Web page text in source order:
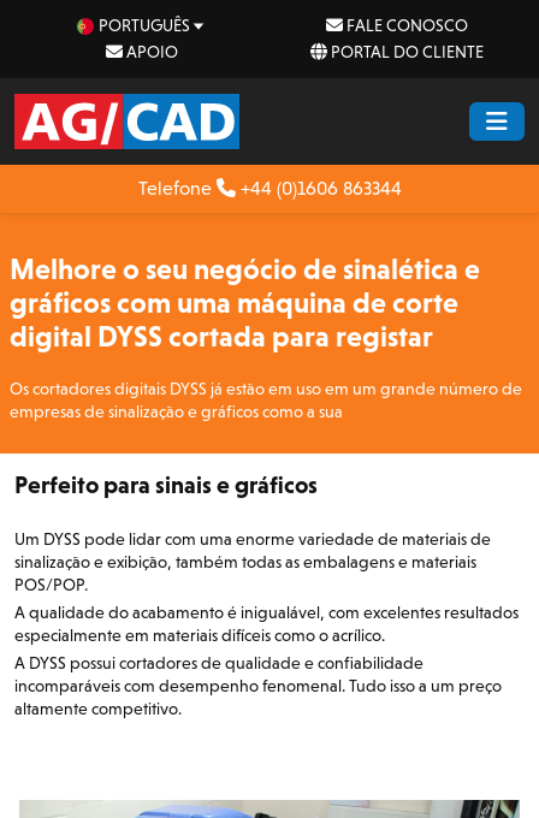
PORTUGUÊS
FALE CONOSCO
APOIO
PORTAL DO CLIENTE
Telefone +44 (0)1606 863344
Melhore o seu negócio de sinalética e
gráficos com uma máquina de corte
digital DYSS cortada para registar
Os cortadores digitais DYSS já estão em uso em um grande número de
empresas de sinalização e gráficos como a sua
Perfeito para sinais e gráficos
Um DYSS pode lidar com uma enorme variedade de materiais de
sinalização e exibição, também todas as embalagens e materiais
POS/POP.
A qualidade do acabamento é inigualável, com excelentes resultados
especialmente em materiais difíceis como o acrílico.
A DYSS possui cortadores de qualidade e confiabilidade
incomparáveis com desempenho fenomenal. Tudo isso a um preço
altamente competitivo.